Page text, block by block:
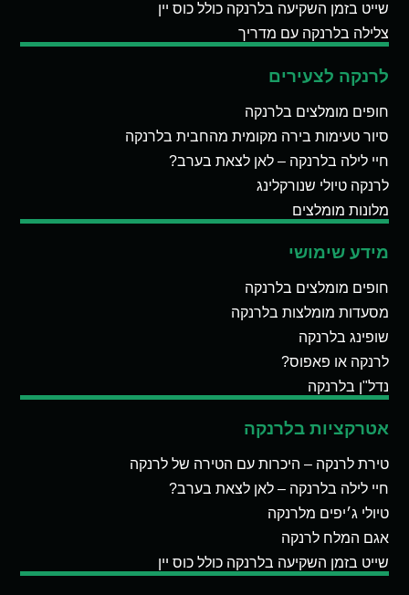
שייט בזמן השקיעה בלרנקה כולל כוס יין
צלילה בלרנקה עם מדריך
לרנקה לצעירים
חופים מומלצים בלרנקה
סיור טעימות בירה מקומית מהחבית בלרנקה
חיי לילה בלרנקה – לאן לצאת בערב?
לרנקה טיולי שנורקלינג
מלונות מומלצים
מידע שימושי
חופים מומלצים בלרנקה
מסעדות מומלצות בלרנקה
שופינג בלרנקה
לרנקה או פאפוס?
נדל"ן בלרנקה
אטרקציות בלרנקה
טירת לרנקה – היכרות עם הטירה של לרנקה
חיי לילה בלרנקה – לאן לצאת בערב?
טיולי ג׳יפים מלרנקה
אגם המלח לרנקה
שייט בזמן השקיעה בלרנקה כולל כוס יין